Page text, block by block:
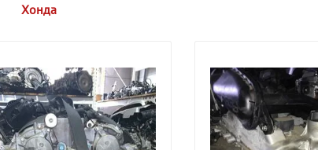
Хонда